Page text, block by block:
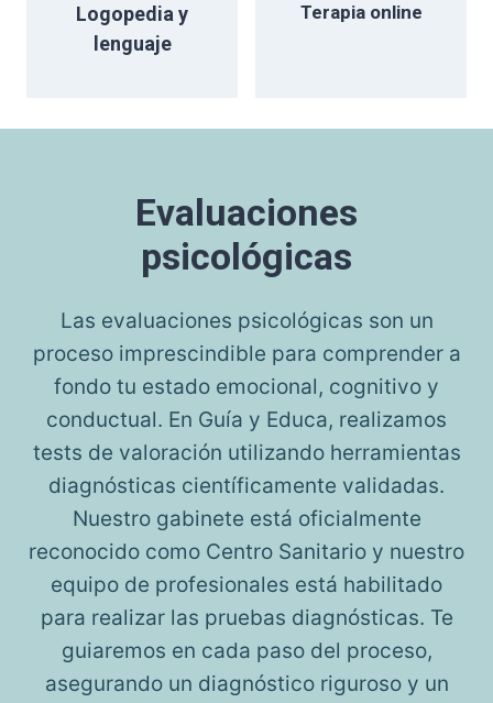
Logopedia y
lenguaje
Terapia online
Evaluaciones
psicológicas
Las evaluaciones psicológicas son un
proceso imprescindible para comprender a
fondo tu estado emocional, cognitivo y
conductual. En Guía y Educa, realizamos
tests de valoración utilizando herramientas
diagnósticas científicamente validadas.
Nuestro gabinete está oficialmente
reconocido como Centro Sanitario y nuestro
equipo de profesionales está habilitado
para realizar las pruebas diagnósticas. Te
guiaremos en cada paso del proceso,
asegurando un diagnóstico riguroso y un